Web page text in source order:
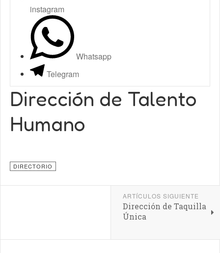
instagram
Whatsapp
Telegram
Dirección de Talento
Humano
DIRECTORIO
ARTÍCULOS SIGUIENTE
Dirección de Taquilla
Única